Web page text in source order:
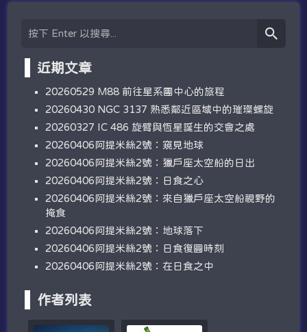
近期文章
20260529 M88 前往星系團中心的旅程
20260430 NGC 3137 熟悉鄰近區域中的璀璨螺旋
20260327 IC 486 旋臂與恆星誕生的交會之處
20260406阿提米絲2號：窺見地球
20260406阿提米絲2號：獵戶座太空船的日出
20260406阿提米絲2號：日食之心
20260406阿提米絲2號：來自獵戶座太空船視野的
掩食
20260406阿提米絲2號：地球落下
20260406阿提米絲2號：日食復圓時刻
20260406阿提米絲2號：在日食之中
作者列表